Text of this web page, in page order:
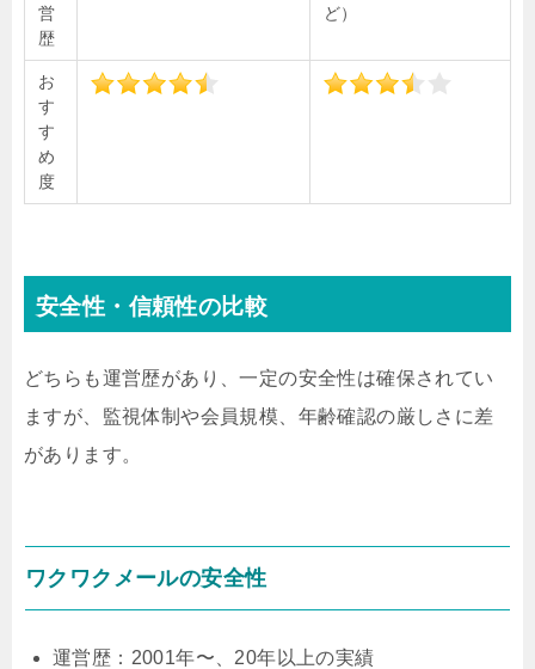
営
歴
ど）
お
す
す
め
度
安全性・信頼性の比較
どちらも運営歴があり、一定の安全性は確保されてい
ますが、監視体制や会員規模、年齢確認の厳しさに差
があります。
ワクワクメールの安全性
運営歴：2001年〜、20年以上の実績